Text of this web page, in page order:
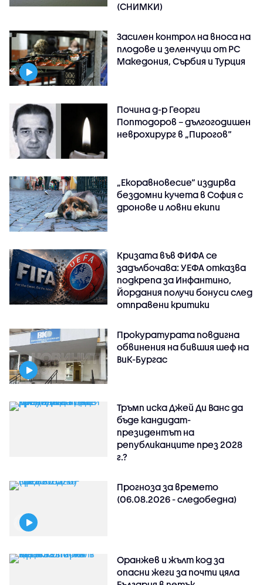
(СНИМКИ)
Засилен контрол на вноса на
плодове и зеленчуци от РС
Македония, Сърбия и Турция
Почина д-р Георги
Поптодоров – дългогодишен
неврохирург в „Пирогов“
„Екоравновесие“ издирва
бездомни кучета в София с
дронове и ловни екипи
Кризата във ФИФА се
задълбочава: УЕФА отказва
подкрепа за Инфантино,
Йордания получи бонуси след
отправени критики
Прокуратурата повдигна
обвинения на бившия шеф на
ВиК-Бургас
Тръмп иска Джей Ди Ванс да
бъде кандидат-
президентът на
републиканците през 2028
г.?
Прогноза за времето
(06.08.2026 - следобедна)
Оранжев и жълт код за
опасни жеги за почти цяла